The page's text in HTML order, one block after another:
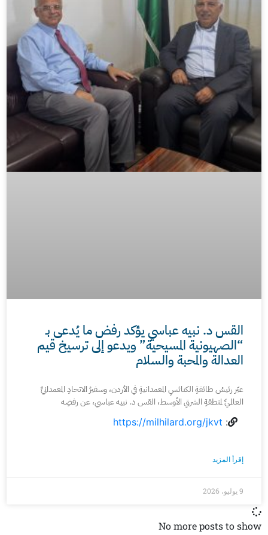
القس د. نبيه عباسي يؤكد رفض ما يُدعى بـ
“الصهيونية المسيحية” ويدعو إلى ترسيخ قيم
العدالة والمحبة والسلام
عبّر رئيسُ طائفةِ الكنائسِ المعمدانيةِ في الأردن، وسفيرُ الاتحادِ المعمدانيِّ
العالميِّ لمنطقةِ الشرقِ الأوسط، القس د. نبيه عباسي، عن رفضِه
:
https://milhilard.org/jkvt
إقرأ المزيد
9 يوليو، 2026
No more posts to show